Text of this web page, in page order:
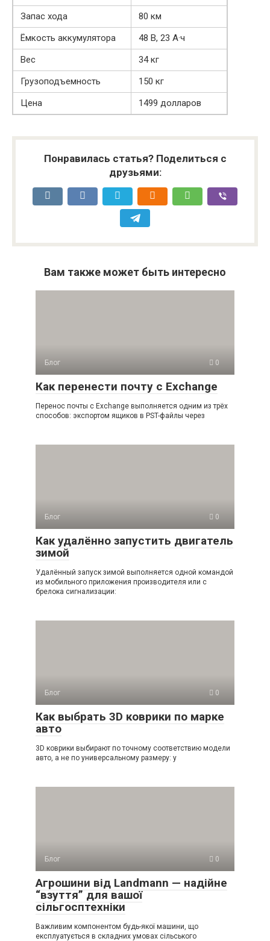
Запас хода
80 км
Ёмкость аккумулятора
48 В, 23 А·ч
Вес
34 кг
Грузоподъемность
150 кг
Цена
1499 долларов
Понравилась статья? Поделиться с
друзьями:
Вам также может быть интересно
Блог 0
Как перенести почту с Exchange
Перенос почты с Exchange выполняется одним из трёх
способов: экспортом ящиков в PST-файлы через
Блог 0
Как удалённо запустить двигатель
зимой
Удалённый запуск зимой выполняется одной командой
из мобильного приложения производителя или с
брелока сигнализации:
Блог 0
Как выбрать 3D коврики по марке
авто
3D коврики выбирают по точному соответствию модели
авто, а не по универсальному размеру: у
Блог 0
Агрошини від Landmann — надійне
“взуття” для вашої
сільгосптехніки
Важливим компонентом будь-якої машини, що
експлуатується в складних умовах сільського